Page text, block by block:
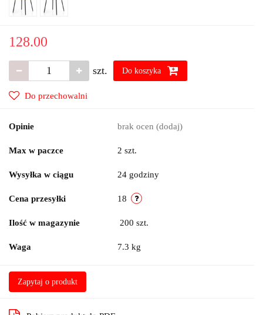
128.00
szt. Do koszyka
Do przechowalni
Opinie brak ocen (dodaj)
Max w paczce 2 szt.
Wysyłka w ciągu 24 godziny
Cena przesyłki 18
Ilość w magazynie 200 szt.
Waga 7.3 kg
Zapytaj o produkt